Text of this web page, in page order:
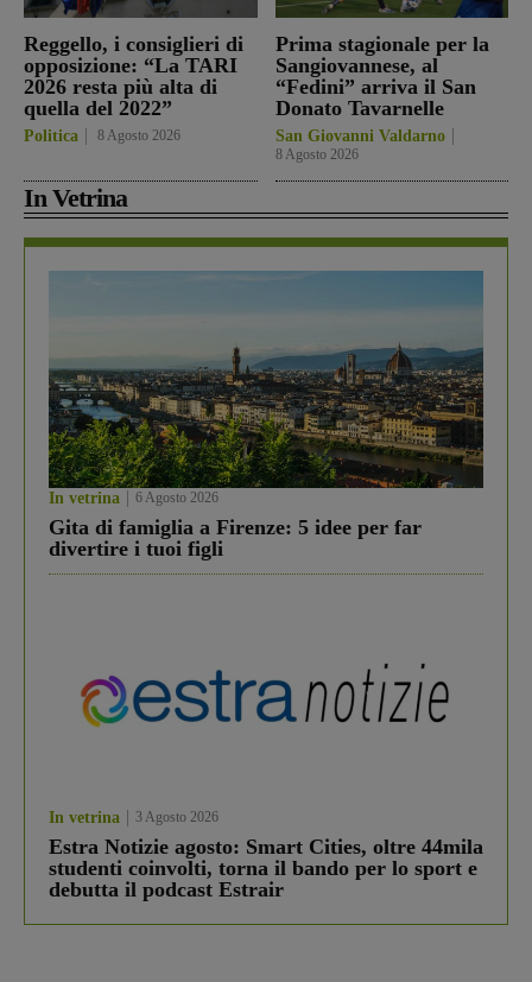
Reggello, i consiglieri di
opposizione: “La TARI
2026 resta più alta di
quella del 2022”
Politica 8 Agosto 2026
Prima stagionale per la
Sangiovannese, al
“Fedini” arriva il San
Donato Tavarnelle
San Giovanni Valdarno
8 Agosto 2026
In Vetrina
In vetrina 6 Agosto 2026
Gita di famiglia a Firenze: 5 idee per far
divertire i tuoi figli
In vetrina 3 Agosto 2026
Estra Notizie agosto: Smart Cities, oltre 44mila
studenti coinvolti, torna il bando per lo sport e
debutta il podcast Estrair